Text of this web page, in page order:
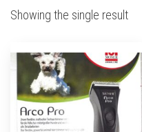
Showing the single result